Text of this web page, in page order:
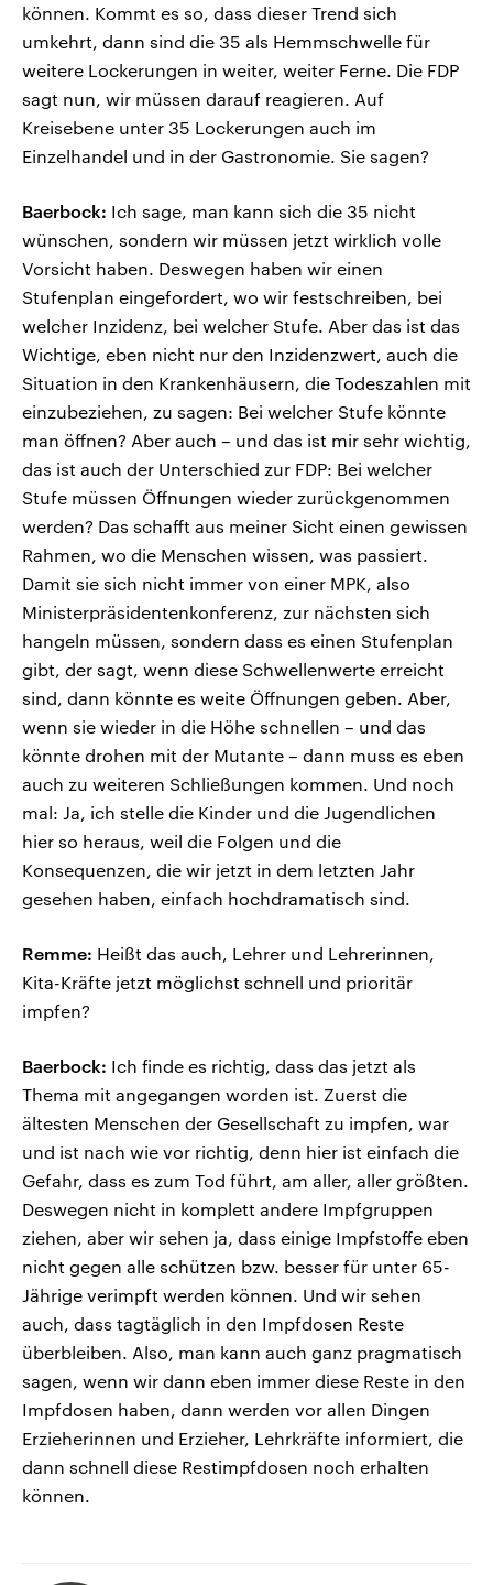
können. Kommt es so, dass dieser Trend sich
umkehrt, dann sind die 35 als Hemmschwelle für
weitere Lockerungen in weiter, weiter Ferne. Die FDP
sagt nun, wir müssen darauf reagieren. Auf
Kreisebene unter 35 Lockerungen auch im
Einzelhandel und in der Gastronomie. Sie sagen?
Baerbock: Ich sage, man kann sich die 35 nicht
wünschen, sondern wir müssen jetzt wirklich volle
Vorsicht haben. Deswegen haben wir einen
Stufenplan eingefordert, wo wir festschreiben, bei
welcher Inzidenz, bei welcher Stufe. Aber das ist das
Wichtige, eben nicht nur den Inzidenzwert, auch die
Situation in den Krankenhäusern, die Todeszahlen mit
einzubeziehen, zu sagen: Bei welcher Stufe könnte
man öffnen? Aber auch – und das ist mir sehr wichtig,
das ist auch der Unterschied zur FDP: Bei welcher
Stufe müssen Öffnungen wieder zurückgenommen
werden? Das schafft aus meiner Sicht einen gewissen
Rahmen, wo die Menschen wissen, was passiert.
Damit sie sich nicht immer von einer MPK, also
Ministerpräsidentenkonferenz, zur nächsten sich
hangeln müssen, sondern dass es einen Stufenplan
gibt, der sagt, wenn diese Schwellenwerte erreicht
sind, dann könnte es weite Öffnungen geben. Aber,
wenn sie wieder in die Höhe schnellen – und das
könnte drohen mit der Mutante – dann muss es eben
auch zu weiteren Schließungen kommen. Und noch
mal: Ja, ich stelle die Kinder und die Jugendlichen
hier so heraus, weil die Folgen und die
Konsequenzen, die wir jetzt in dem letzten Jahr
gesehen haben, einfach hochdramatisch sind.
Remme: Heißt das auch, Lehrer und Lehrerinnen,
Kita-Kräfte jetzt möglichst schnell und prioritär
impfen?
Baerbock: Ich finde es richtig, dass das jetzt als
Thema mit angegangen worden ist. Zuerst die
ältesten Menschen der Gesellschaft zu impfen, war
und ist nach wie vor richtig, denn hier ist einfach die
Gefahr, dass es zum Tod führt, am aller, aller größten.
Deswegen nicht in komplett andere Impfgruppen
ziehen, aber wir sehen ja, dass einige Impfstoffe eben
nicht gegen alle schützen bzw. besser für unter 65-
Jährige verimpft werden können. Und wir sehen
auch, dass tagtäglich in den Impfdosen Reste
überbleiben. Also, man kann auch ganz pragmatisch
sagen, wenn wir dann eben immer diese Reste in den
Impfdosen haben, dann werden vor allen Dingen
Erzieherinnen und Erzieher, Lehrkräfte informiert, die
dann schnell diese Restimpfdosen noch erhalten
können.